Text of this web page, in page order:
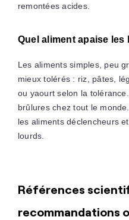
remontées acides.
Quel aliment apaise les
Les aliments simples, peu
mieux tolérés : riz, pâtes,
ou yaourt selon la
brûlures chez tout le
les aliments déclencheurs
lourds.
Références
recommandations